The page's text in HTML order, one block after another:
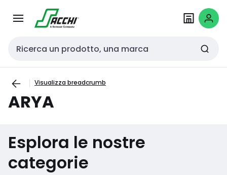
navigazionecontenuto
Cerca input
Visualizza breadcrumb
ARYA
Esplora le nostre
categorie